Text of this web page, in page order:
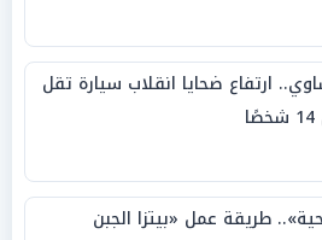
ارتفاع ضحايا انقلاب سيارة تقل
طريقة عمل «بيتزا الجبن